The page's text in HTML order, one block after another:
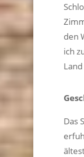
den
ich
Das